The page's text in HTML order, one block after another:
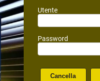
Utente
Password